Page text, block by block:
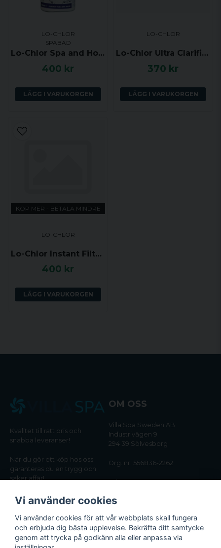
LO-CHLOR
SPABAD
Lo-Chlor Spa and Hot Tub Cleaner, rengöring för rörsystem, 250ml
400 kr
LÄGG I VARUKORGEN
LO-CHLOR
Lo-Chlor Ultra Clarifier
370 kr
LÄGG I VARUKORGEN
KÖP MER - BETALA MINDRE
LO-CHLOR
Lo-Chlor Instant Filter Cleaner
400 kr
LÄGG I VARUKORGEN
Kvalitet till rätt pris och
snabba leveranser!
När du gör ett köp hos oss
garanteras du en trygg och
säker affär!
OM OSS
Villa Spa Sweden AB
Industrivägen 9
294 39 Sölvesborg
Org. nr: 556836-2262
Tel:0456-405566
Email:
INFORMATION
Vi använder cookies
Vi använder cookies för att vår webbplats skall fungera
och erbjuda dig bästa upplevelse. Bekräfta ditt samtycke
genom att trycka på godkänn alla eller anpassa via